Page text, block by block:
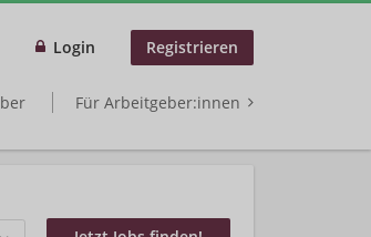
Login Registrieren
Für Arbeitgeber:innen